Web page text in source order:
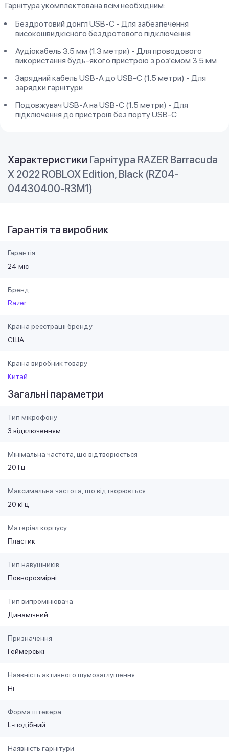
Гарнітура укомплектована всім необхідним:
Бездротовий донгл USB-C - Для забезпечення
високошвидкісного бездротового підключення
Аудіокабель 3.5 мм (1.3 метри) - Для проводового
використання будь-якого пристрою з роз'ємом 3.5 мм
Зарядний кабель USB-A до USB-C (1.5 метри) - Для
зарядки гарнітури
Подовжувач USB-A на USB-C (1.5 метри) - Для
підключення до пристроїв без порту USB-C
Характеристики Гарнітура RAZER Barracuda
X 2022 ROBLOX Edition, Black (RZ04-
04430400-R3M1)
Гарантія та виробник
Гарантія
24 міс
Бренд
Razer
Країна реєстрації бренду
США
Країна виробник товару
Китай
Загальні параметри
Тип мікрофону
З відключенням
Мінімальна частота, що відтворюється
20 Гц
Максимальна частота, що відтворюється
20 кГц
Матеріал корпусу
Пластик
Тип навушників
Повнорозмірні
Тип випромінювача
Динамічний
Призначення
Геймерські
Наявність активного шумозаглушення
Ні
Форма штекера
L-подібний
Наявність гарнітури